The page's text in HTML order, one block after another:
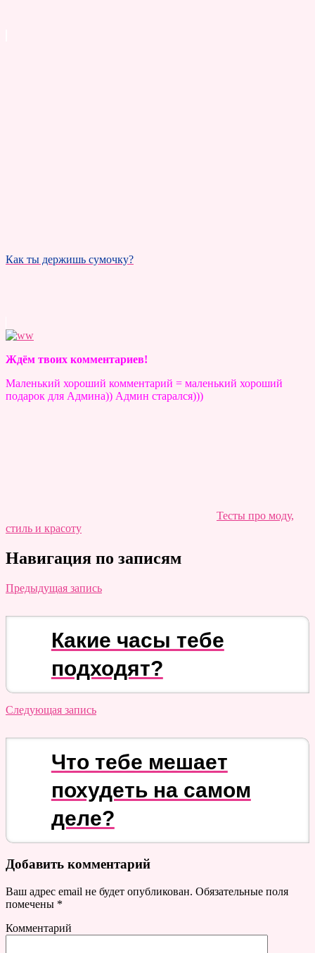
Как ты держишь сумочку?
Ждём твоих комментариев!
Маленький хороший комментарий = маленький хороший
подарок для Админа)) Админ старался)))
Тесты про моду,
стиль и красоту
Навигация по записям
Предыдущая запись
Какие часы тебе
подходят?
Следующая запись
Что тебе мешает
похудеть на самом
деле?
Добавить комментарий
Ваш адрес email не будет опубликован. Обязательные поля
помечены *
Комментарий